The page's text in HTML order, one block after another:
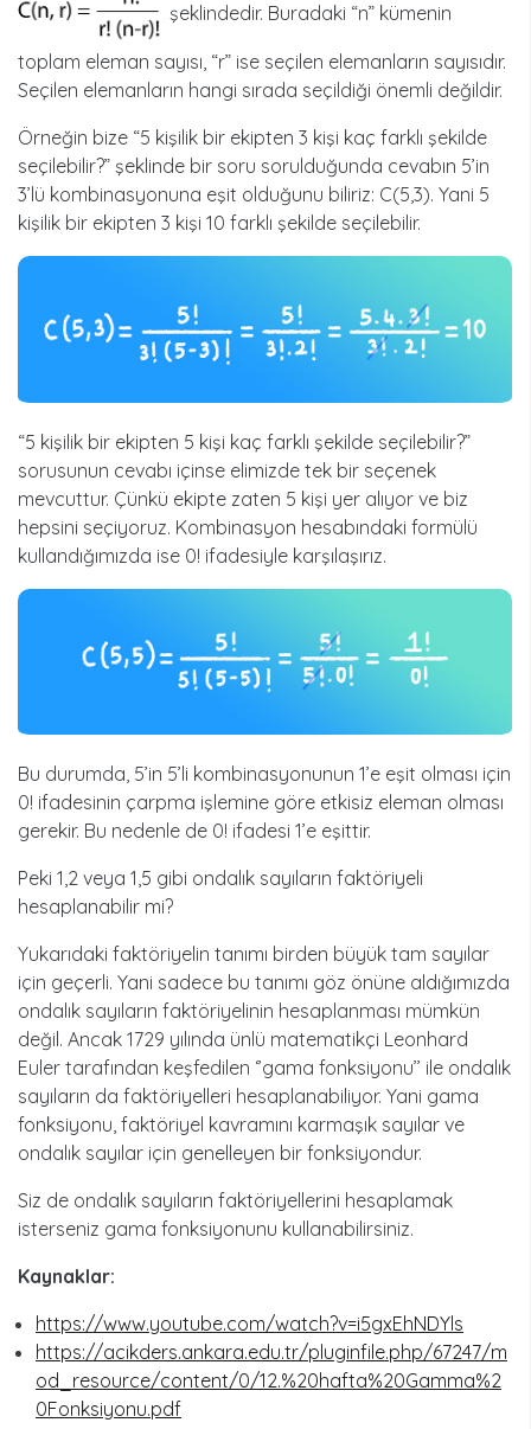
şeklindedir. Buradaki “n” kümenin
toplam eleman sayısı, “r” ise seçilen elemanların sayısıdır.
Seçilen elemanların hangi sırada seçildiği önemli değildir.
Örneğin bize “5 kişilik bir ekipten 3 kişi kaç farklı şekilde
seçilebilir?” şeklinde bir soru sorulduğunda cevabın 5’in
3’lü kombinasyonuna eşit olduğunu biliriz: C(5,3). Yani 5
kişilik bir ekipten 3 kişi 10 farklı şekilde seçilebilir.
“5 kişilik bir ekipten 5 kişi kaç farklı şekilde seçilebilir?”
sorusunun cevabı içinse elimizde tek bir seçenek
mevcuttur. Çünkü ekipte zaten 5 kişi yer alıyor ve biz
hepsini seçiyoruz. Kombinasyon hesabındaki formülü
kullandığımızda ise 0! ifadesiyle karşılaşırız.
Bu durumda, 5’in 5’li kombinasyonunun 1’e eşit olması için
0! ifadesinin çarpma işlemine göre etkisiz eleman olması
gerekir. Bu nedenle de 0! ifadesi 1’e eşittir.
Peki 1,2 veya 1,5 gibi ondalık sayıların faktöriyeli
hesaplanabilir mi?
Yukarıdaki faktöriyelin tanımı birden büyük tam sayılar
için geçerli. Yani sadece bu tanımı göz önüne aldığımızda
ondalık sayıların faktöriyelinin hesaplanması mümkün
değil. Ancak 1729 yılında ünlü matematikçi Leonhard
Euler tarafından keşfedilen ‘’gama fonksiyonu’’ ile ondalık
sayıların da faktöriyelleri hesaplanabiliyor. Yani gama
fonksiyonu, faktöriyel kavramını karmaşık sayılar ve
ondalık sayılar için genelleyen bir fonksiyondur.
Siz de ondalık sayıların faktöriyellerini hesaplamak
isterseniz gama fonksiyonunu kullanabilirsiniz.
Kaynaklar:
https://www.youtube.com/watch?v=i5gxEhNDYls
https://acikders.ankara.edu.tr/pluginfile.php/67247/m
od_resource/content/0/12.%20hafta%20Gamma%2
0Fonksiyonu.pdf